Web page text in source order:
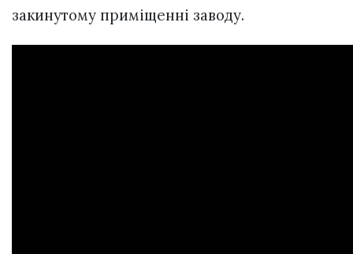
закинутому приміщенні заводу.